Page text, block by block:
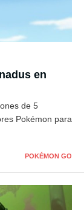
en
de 5
Pokémon para
POKÉMON GO